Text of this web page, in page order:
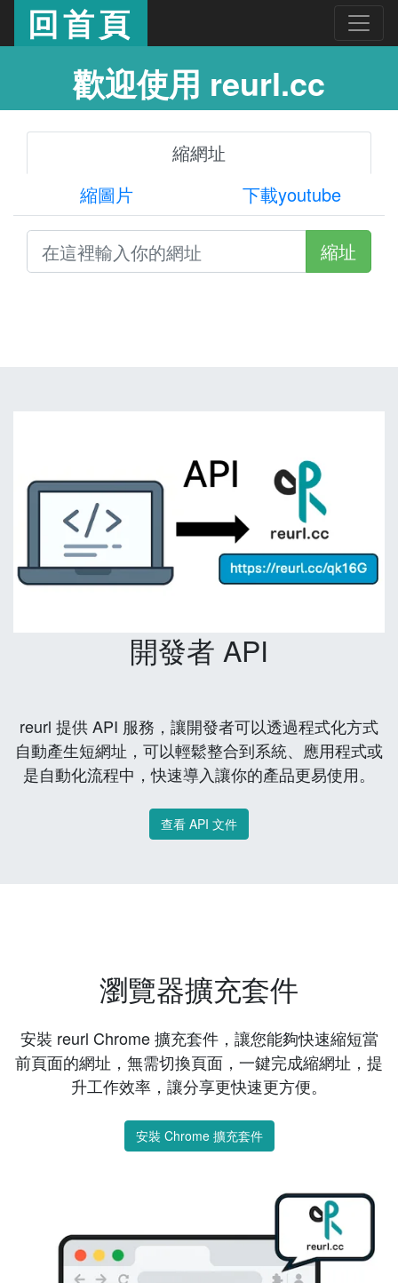
回首頁
歡迎使用 reurl.cc
縮網址
縮圖片
下載youtube
縮址
開發者 API
reurl 提供 API 服務，讓開發者可以透過程式化方式
自動產生短網址，可以輕鬆整合到系統、應用程式或
是自動化流程中，快速導入讓你的產品更易使用。
查看 API 文件
瀏覽器擴充套件
安裝 reurl Chrome 擴充套件，讓您能夠快速縮短當
前頁面的網址，無需切換頁面，一鍵完成縮網址，提
升工作效率，讓分享更快速更方便。
安裝 Chrome 擴充套件